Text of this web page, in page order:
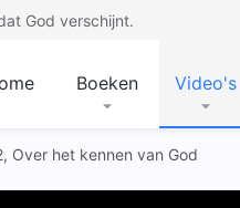
God verschijnt.
Boeken Video's
Over het kennen van God